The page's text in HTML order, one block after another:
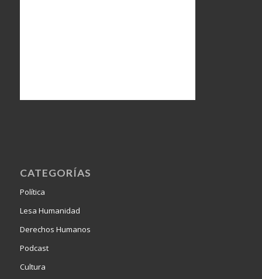
CATEGORÍAS
Política
Lesa Humanidad
Derechos Humanos
Podcast
Cultura